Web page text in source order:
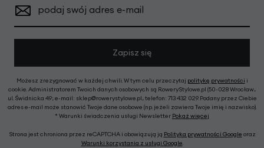
podaj swój adres e-mail
Zapisz się
Możesz zrezygnować w każdej chwili. W tym celu przeczytaj politykę prywatności i
cookie. Administratorem Twoich danych osobowych są RoweryStylowe.pl (50-028 Wrocław,
ul. Świdnicka 49; e-mail: sklep@rowerystylowe.pl, telefon: 713 432 029. Podany przez Ciebie
adres e-mail może stanowić Twoje dane osobowe (np. jeżeli zawiera Twoje imię i nazwisko).
* Warunki świadczenia usługi Newsletter Pokaż więcej
Strona jest chroniona przez reCAPTCHA i obowiązują ją Polityka prywatności Google oraz
Warunki korzystania z usługi Google.